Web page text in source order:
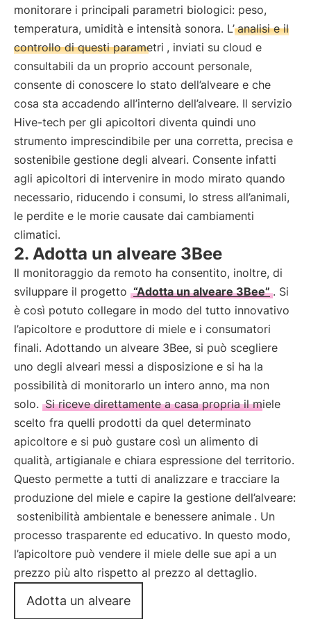
monitorare i principali parametri biologici: peso,
temperatura, umidità e intensità sonora. L’ analisi e il
controllo di questi parametri , inviati su cloud e
consultabili da un proprio account personale,
consente di conoscere lo stato dell’alveare e che
cosa sta accadendo all’interno dell’alveare. Il servizio
Hive-tech per gli apicoltori diventa quindi uno
strumento imprescindibile per una corretta, precisa e
sostenibile gestione degli alveari. Consente infatti
agli apicoltori di intervenire in modo mirato quando
necessario, riducendo i consumi, lo stress all’animali,
le perdite e le morie causate dai cambiamenti
climatici.
2. Adotta un alveare 3Bee
Il monitoraggio da remoto ha consentito, inoltre, di
sviluppare il progetto “Adotta un alveare 3Bee” . Si
è così potuto collegare in modo del tutto innovativo
l’apicoltore e produttore di miele e i consumatori
finali. Adottando un alveare 3Bee, si può scegliere
uno degli alveari messi a disposizione e si ha la
possibilità di monitorarlo un intero anno, ma non
solo. Si riceve direttamente a casa propria il miele
scelto fra quelli prodotti da quel determinato
apicoltore e si può gustare così un alimento di
qualità, artigianale e chiara espressione del territorio.
Questo permette a tutti di analizzare e tracciare la
produzione del miele e capire la gestione dell’alveare:
sostenibilità ambientale e benessere animale . Un
processo trasparente ed educativo. In questo modo,
l’apicoltore può vendere il miele delle sue api a un
prezzo più alto rispetto al prezzo al dettaglio.
Adotta un alveare